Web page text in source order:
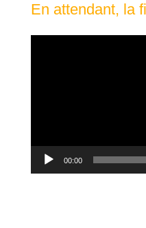
En attendant, la
00:00